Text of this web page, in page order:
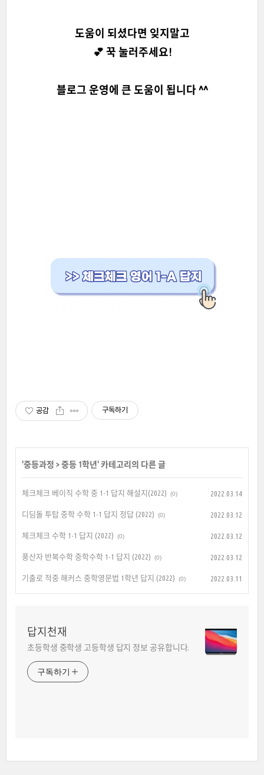
도움이 되셨다면 잊지말고
💕 꾹 눌러주세요!
블로그 운영에 큰 도움이 됩니다 ^^
공감 구독하기
'중등과정 >중등 1학년' 카테고리의 다른 글
체크체크 베이직 수학 중 1-1 답지 해설지(2022) (0) 2022.03.14
디딤돌 투탑 중학 수학 1-1 답지 정답 (2022) (0) 2022.03.12
체크체크 수학 1-1 답지 (2022) (0) 2022.03.12
풍산자 반복수학 중학수학 1-1 답지 (2022) (0) 2022.03.12
기출로 적중 해커스 중학영문법 1학년 답지 (2022) (0) 2022.03.11
답지천재
초등학생 중학생 고등학생 답지 정보 공유합니다.
구독하기